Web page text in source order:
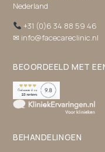
Nederland
+31 (0)6 34 88 59 46
✉ info@facecareclinic.nl
BEOORDEELD MET
BEHANDELINGEN